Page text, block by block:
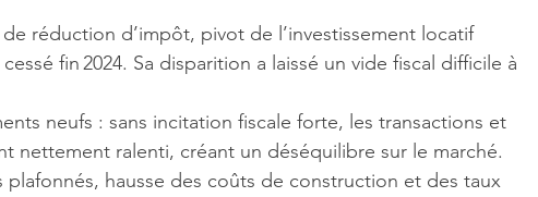
réduction d’impôt, pivot de l’investissement locatif
fin 2024. Sa disparition a laissé un vide fiscal difficile à
neufs : sans incitation fiscale forte, les transactions et
nettement ralenti, créant un déséquilibre sur le marché.
plafonnés, hausse des coûts de construction et des taux